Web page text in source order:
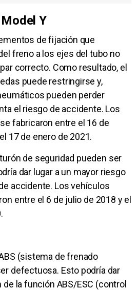
Y
de fijación que
freno a los ejes del tubo no
correcto. Como resultado, el
puede restringirse y,
pueden perder
el riesgo de accidente. Los
fabricaron entre el 16 de
17 de enero de 2021.
de seguridad pueden ser
dar lugar a un mayor riesgo
accidente. Los vehículos
entre el 6 de julio de 2018 y el
(sistema de frenado
defectuosa. Esto podría dar
de la función ABS/ESC (control